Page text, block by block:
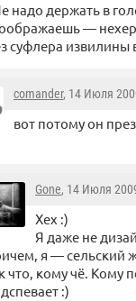
надо держать в
— нехер
суфлера извилины
comander, 14 Июля
вот потому он
Gone, 14 Июля
Хех :)
Я даже не
я — сельский
что, кому чё. Кому
:)